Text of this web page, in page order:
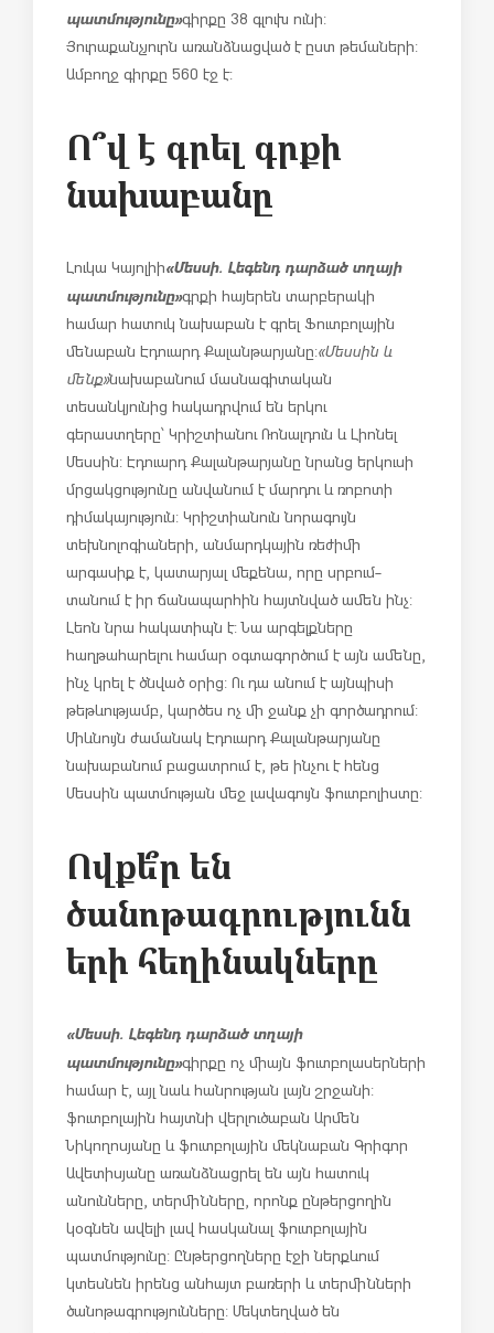
պատմությունը»գիրքը 38 գլուխ ունի:
Յուրաքանչյուրն առանձնացված է ըստ թեմաների:
Ամբողջ գիրքը 560 էջ է:
Ո՞վ է գրել գրքի
նախաբանը
Լուկա Կայոլիի«Մեսսի. Լեգենդ դարձած տղայի
պատմությունը»գրքի հայերեն տարբերակի
համար հատուկ նախաբան է գրել Ֆուտբոլային
մենաբան Էդուարդ Քալանթարյանը:«Մեսսին և
մենք»նախաբանում մասնագիտական
տեսանկյունից հակադրվում են երկու
գերաստղերը՝ Կրիշտիանու Ռոնալդուն և Լիոնել
Մեսսին: Էդուարդ Քալանթարյանը նրանց երկուսի
մրցակցությունը անվանում է մարդու և ռոբոտի
դիմակայություն: Կրիշտիանուն նորագույն
տեխնոլոգիաների, անմարդկային ռեժիմի
արգասիք է, կատարյալ մեքենա, որը սրբում-
տանում է իր ճանապարհին հայտնված ամեն ինչ:
Լեոն նրա հակատիպն է: Նա արգելքները
հաղթահարելու համար օգտագործում է այն ամենը,
ինչ կրել է ծնված օրից: Ու դա անում է այնպիսի
թեթևությամբ, կարծես ոչ մի ջանք չի գործադրում:
Միևնույն ժամանակ Էդուարդ Քալանթարյանը
նախաբանում բացատրում է, թե ինչու է հենց
Մեսսին պատմության մեջ լավագույն ֆուտբոլիստը:
Ովքե՞ր են
ծանոթագրությունն
երի հեղինակները
«Մեսսի. Լեգենդ դարձած տղայի
պատմությունը»գիրքը ոչ միայն ֆուտբոլասերների
համար է, այլ նաև հանրության լայն շրջանի:
ֆուտբոլային հայտնի վերլուծաբան Արմեն
Նիկողոսյանը և ֆուտբոլային մեկնաբան Գրիգոր
Ավետիսյանը առանձնացրել են այն հատուկ
անունները, տերմինները, որոնք ընթերցողին
կօգնեն ավելի լավ հասկանալ ֆուտբոլային
պատմությունը: Ընթերցողները էջի ներքևում
կտեսնեն իրենց անհայտ բառերի և տերմինների
ծանոթագրությունները: Մեկտեղված են